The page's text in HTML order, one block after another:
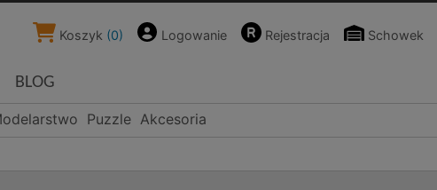
Koszyk (0) Logowanie Rejestracja Schowek
BLOG
Puzzle Akcesoria